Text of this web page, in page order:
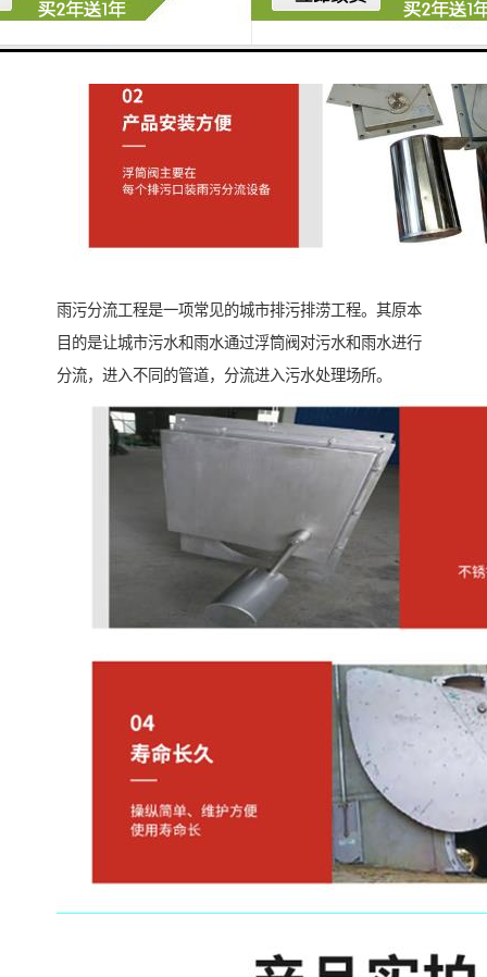
雨污分流工程是一项常见的城市排污排涝工程。其原本
目的是让城市污水和雨水通过浮筒阀对污水和雨水进行
分流，进入不同的管道，分流进入污水处理场所。